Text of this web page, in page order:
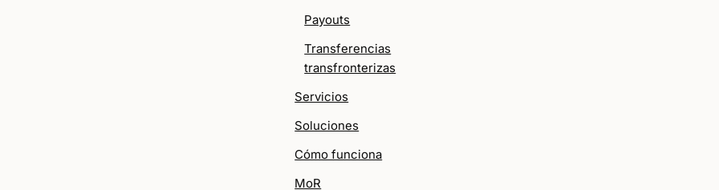
Payouts
Transferencias
transfronterizas
Servicios
Soluciones
Cómo funciona
MoR